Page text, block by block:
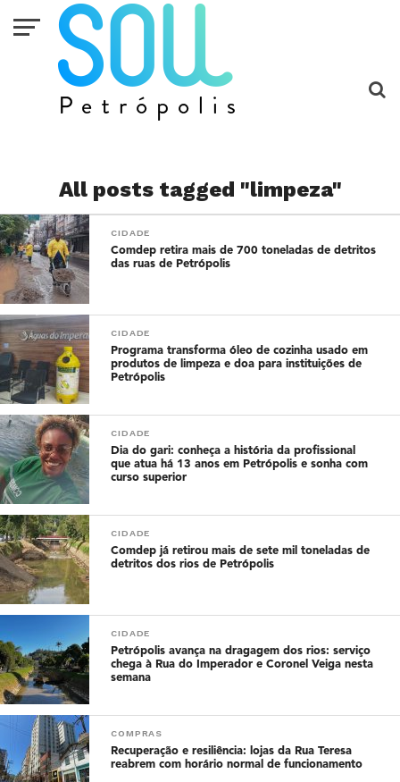
All posts tagged "limpeza"
CIDADE
Comdep retira mais de 700 toneladas de detritos
das ruas de Petrópolis
CIDADE
Programa transforma óleo de cozinha usado em
produtos de limpeza e doa para instituições de
Petrópolis
CIDADE
Dia do gari: conheça a história da profissional
que atua há 13 anos em Petrópolis e sonha com
curso superior
CIDADE
Comdep já retirou mais de sete mil toneladas de
detritos dos rios de Petrópolis
CIDADE
Petrópolis avança na dragagem dos rios: serviço
chega à Rua do Imperador e Coronel Veiga nesta
semana
COMPRAS
Recuperação e resiliência: lojas da Rua Teresa
reabrem com horário normal de funcionamento